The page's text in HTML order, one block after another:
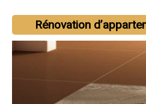
Rénovation